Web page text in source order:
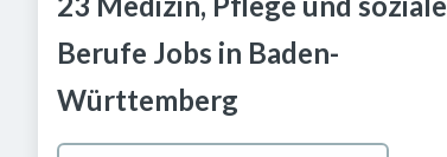
Berufe Jobs in Baden-
Württemberg